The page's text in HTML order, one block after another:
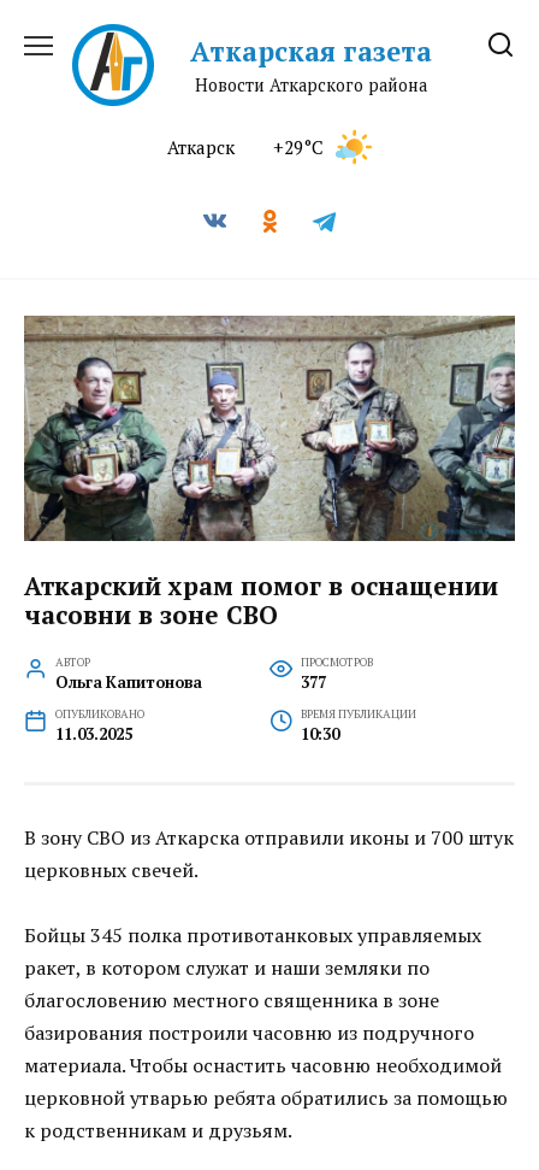
содержанию
Аткарская газета
Новости Аткарского района
Аткарск +29°C
Аткарский храм помог в оснащении
часовни в зоне СВО
АВТОР
Ольга Капитонова
ПРОСМОТРОВ
377
ОПУБЛИКОВАНО
11.03.2025
ВРЕМЯ ПУБЛИКАЦИИ
10:30
В зону СВО из Аткарска отправили иконы и 700 штук
церковных свечей.
Бойцы 345 полка противотанковых управляемых
ракет, в котором служат и наши земляки по
благословению местного священника в зоне
базирования построили часовню из подручного
материала. Чтобы оснастить часовню необходимой
церковной утварью ребята обратились за помощью
к родственникам и друзьям.